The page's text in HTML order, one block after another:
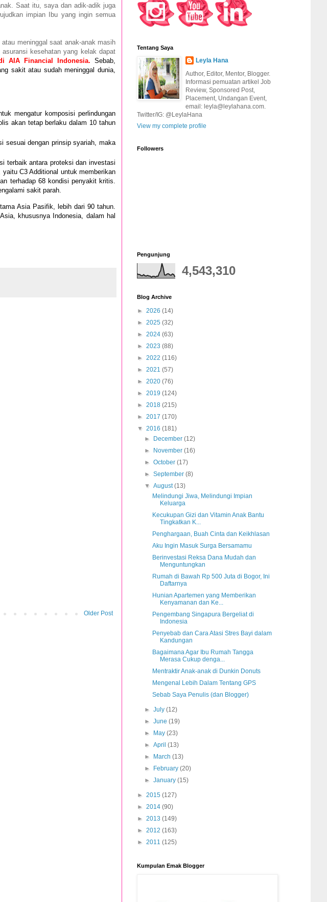
Saat itu, saya dan adik-adik juga
impian Ibu yang ingin semua
meninggal saat anak-anak masih
kesehatan yang kelak dapat
AIA Financial Indonesia. Sebab,
sakit atau sudah meninggal dunia,
mengatur komposisi perlindungan
akan tetap berlaku dalam 10 tahun
sesuai dengan prinsip syariah, maka
terbaik antara proteksi dan investasi
C3 Additional untuk memberikan
terhadap 68 kondisi penyakit kritis.
sakit parah.
Asia Pasifik, lebih dari 90 tahun.
khususnya Indonesia, dalam hal
Older Post
Tentang Saya
Leyla Hana
Author, Editor, Mentor, Blogger.
Informasi pemuatan artikel Job
Review, Sponsored Post,
Placement, Undangan Event,
email: leyla@leylahana.com.
Twitter/IG: @LeylaHana
View my complete profile
Followers
Pengunjung
4,543,310
Blog Archive
► 2026 (14)
► 2025 (32)
► 2024 (63)
► 2023 (88)
► 2022 (116)
► 2021 (57)
► 2020 (76)
► 2019 (124)
► 2018 (215)
► 2017 (170)
▼ 2016 (181)
►
December(12)
►
November(16)
►October(17)
►September(8)
▼August(13)
Melindungi Jiwa, Melindungi Impian
Keluarga
Kecukupan Gizi dan Vitamin Anak Bantu
Tingkatkan K...
Penghargaan, Buah Cinta dan Keikhlasan
Aku Ingin Masuk Surga Bersamamu
Berinvestasi Reksa Dana Mudah dan
Menguntungkan
Rumah di Bawah Rp 500 Juta di Bogor, Ini
Daftarnya
Hunian Apartemen yang Memberikan
Kenyamanan dan Ke...
Pengembang Singapura Bergeliat di
Indonesia
Penyebab dan Cara Atasi Stres Bayi dalam
Kandungan
Bagaimana Agar Ibu Rumah Tangga
Merasa Cukup denga...
Mentraktir Anak-anak di Dunkin Donuts
Mengenal Lebih Dalam Tentang GPS
Sebab Saya Penulis (dan Blogger)
►July(12)
►June(19)
►
May(23)
►April(13)
►
March(13)
►
February(20)
►January(15)
► 2015 (127)
► 2014 (90)
► 2013 (149)
► 2012 (163)
► 2011 (125)
Kumpulan Emak Blogger